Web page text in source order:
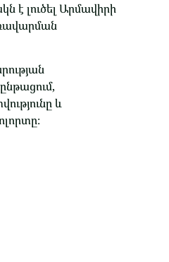
լուծել Արմավիրի
և